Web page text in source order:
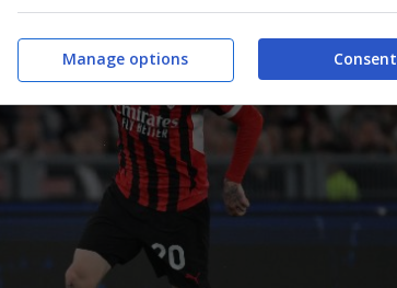
Consent
Manage options